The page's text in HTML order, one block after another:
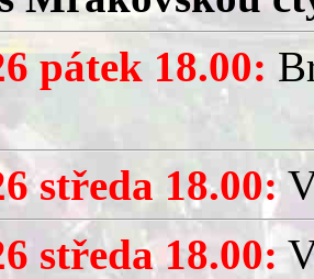
pátek 18.00:
středa 18.00:
středa 18.00: